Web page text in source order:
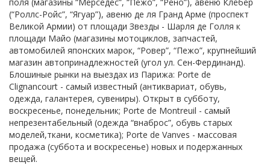
(“Роллс-Ройс”, “Ягуар”), авеню де ля Гранд Арме (проспект
Великой Армии) от площади Звезды - Шарля де Голля к
площади Майо (магазины мотоциклов, запчастей,
автомобилей японских марок, “Ровер”, “Пежо”, крупнейший
магазин автопринадлежностей (угол ул. Сен-Фердинанд).
Блошиные рынки на выездах из Парижа: Porte de
Clignancourt - самый известный (антиквариат, обувь,
одежда, галантерея, сувениры). Открыт в субботу,
воскресенье, понедельник; Porte de Montreuil - самый
непрезентабельный (одежда “внаброс”, обувь старых
моделей,ткани, косметика); Porte de Vanves - массовая
продажа (суббота и воскресенье) новых и подержанных
вещей.